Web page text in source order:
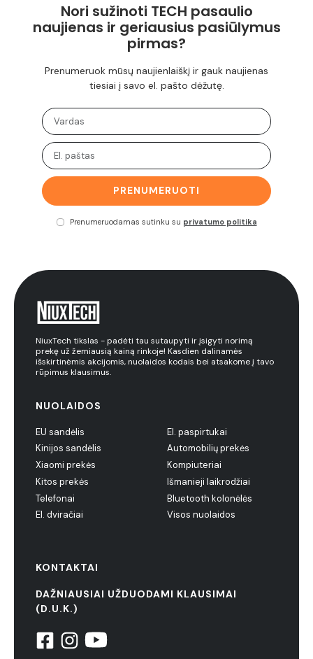
Nori sužinoti TECH pasaulio
naujienas ir geriausius pasiūlymus
pirmas?
Prenumeruok mūsų naujienlaiškį ir gauk naujienas
tiesiai į savo el. pašto dėžutę.
PRENUMERUOTI
Prenumeruodamas sutinku su privatumo politika
NiuxTech tikslas - padėti tau sutaupyti ir įsigyti norimą
prekę už žemiausią kainą rinkoje! Kasdien dalinamės
išskirtinėmis akcijomis, nuolaidos kodais bei atsakome į tavo
rūpimus klausimus.
NUOLAIDOS
EU sandėlis
Kinijos sandėlis
Xiaomi prekės
Kitos prekės
Telefonai
El. dviračiai
El. paspirtukai
Automobilių prekės
Kompiuteriai
Išmanieji laikrodžiai
Bluetooth kolonėlės
Visos nuolaidos
KONTAKTAI
DAŽNIAUSIAI UŽDUODAMI KLAUSIMAI
(D.U.K.)